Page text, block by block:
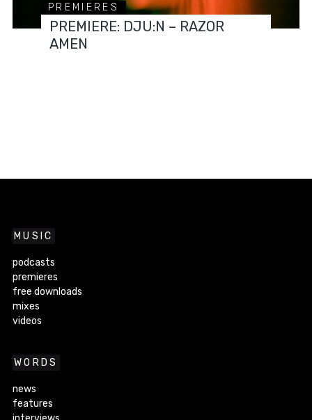
PREMIERES
PREMIERE: DJU:N – RAZOR
AMEN
MUSIC
podcasts
premieres
free downloads
mixes
videos
WORDS
news
features